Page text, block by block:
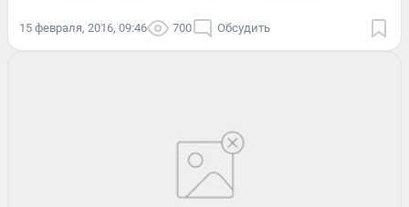
15 февраля, 2016, 09:46 700 Обсудить